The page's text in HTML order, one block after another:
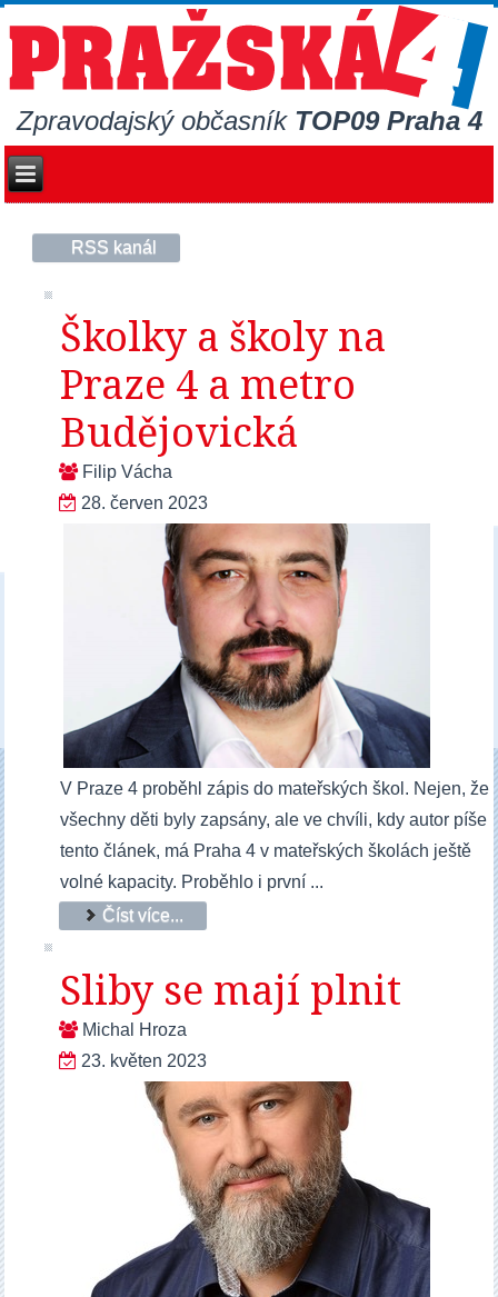
Zpravodajský občasník TOP09 Praha 4
RSS kanál
Školky a školy na
Praze 4 a metro
Budějovická
Filip Vácha
28. červen 2023
V Praze 4 proběhl zápis do mateřských škol. Nejen, že
všechny děti byly zapsány, ale ve chvíli, kdy autor píše
tento článek, má Praha 4 v mateřských školách ještě
volné kapacity. Proběhlo i první ...
Číst více...
Sliby se mají plnit
Michal Hroza
23. květen 2023